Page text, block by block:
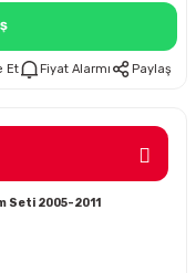
Et Fiyat Alarmı Paylaş
Seti 2005-2011